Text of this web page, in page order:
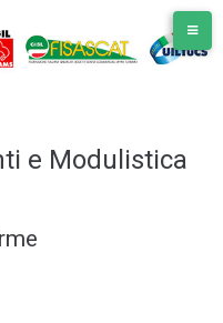
e Modulistica